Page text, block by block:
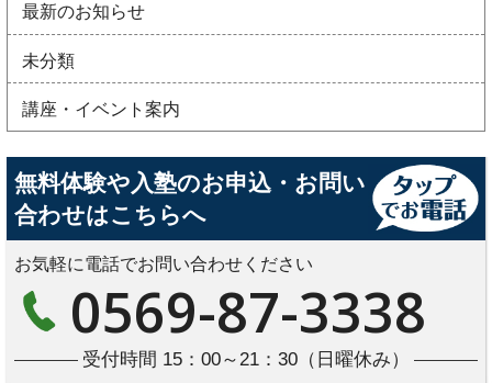
最新のお知らせ
未分類
講座・イベント案内
無料体験や入塾のお申込・お問い
合わせはこちらへ
お気軽に電話でお問い合わせください
0569-87-3338
受付時間 15：00～21：30（日曜休み）